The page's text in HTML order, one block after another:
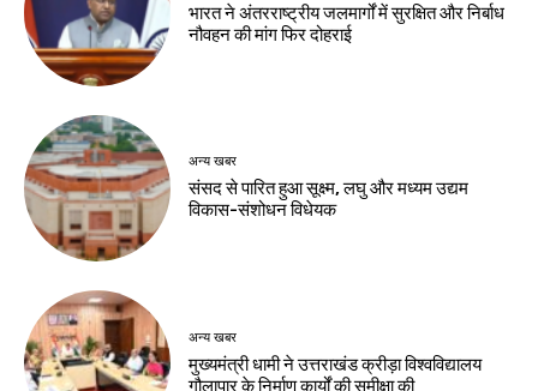
भारत ने अंतरराष्ट्रीय जलमार्गों में सुरक्षित और निर्बाध
नौवहन की मांग फिर दोहराई
अन्य खबर
संसद से पारित हुआ सूक्ष्म, लघु और मध्यम उद्यम
विकास-संशोधन विधेयक
अन्य खबर
मुख्यमंत्री धामी ने उत्तराखंड क्रीड़ा विश्वविद्यालय
गौलापार के निर्माण कार्यों की समीक्षा की